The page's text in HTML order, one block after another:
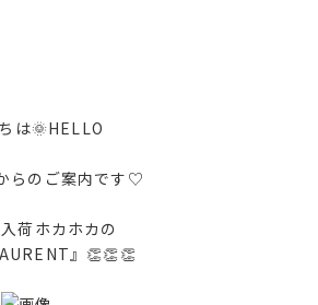
は🌞HELLO
のご案内です♡
荷ホカホカの
』👏👏👏